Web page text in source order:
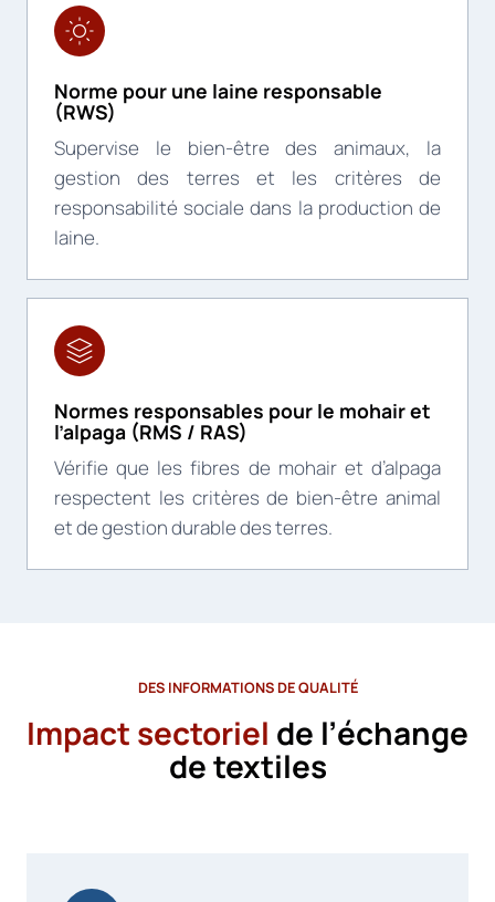
Norme pour une laine responsable
(RWS)
Supervise le bien-être des animaux, la
gestion des terres et les critères de
responsabilité sociale dans la production de
laine.
Normes responsables pour le mohair et
l’alpaga (RMS / RAS)
Vérifie que les fibres de mohair et d’alpaga
respectent les critères de bien-être animal
et de gestion durable des terres.
DES INFORMATIONS DE QUALITÉ
Impact sectoriel de l’échange
de textiles